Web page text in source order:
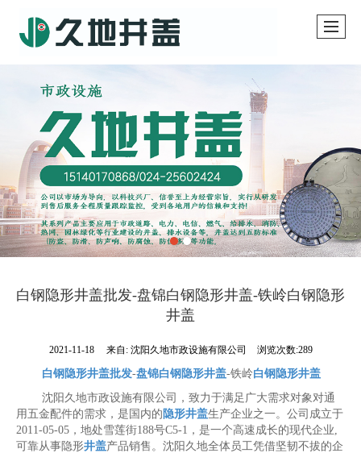
白钢隐形井盖批发-盘锦白钢隐形井盖-铁岭白钢隐形
井盖
2021-11-18 来自: 沈阳久地市政设施有限公司 浏览次数:289
白钢隐形井盖批发-盘锦白钢隐形井盖-铁岭白钢隐形井盖
沈阳久地市政设施有限公司，致力于满足广大需求对象对通
用五金配件的需求，是国内的 隐形井盖生产企业之一。公司成立于
2011-05-05，地处雪莲街188号C5-1，是一个高速成长的现代企业,
可靠从事隐形井盖产品销售。沈阳久地全体员工凭借坚韧不拔的企